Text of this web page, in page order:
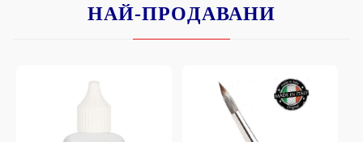
НАЙ-ПРОДАВАНИ